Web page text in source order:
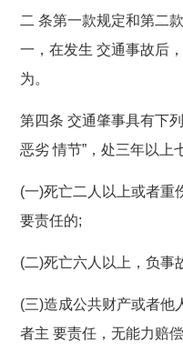
二 条第一款规定和第二
一，在发生 交通事故后
为。
第四条 交通肇事具有下
恶劣 情节”，处三年以上
(一)死亡二人以上或者重
要责任的;
(二)死亡六人以上，负事
(三)造成公共财产或者他
者主 要责任，无能力赔